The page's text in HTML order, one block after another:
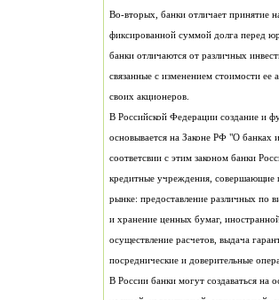
своих акционеров.
В Российской Федерации создание и
посреднические и доверительные
В России банки могут создаваться на